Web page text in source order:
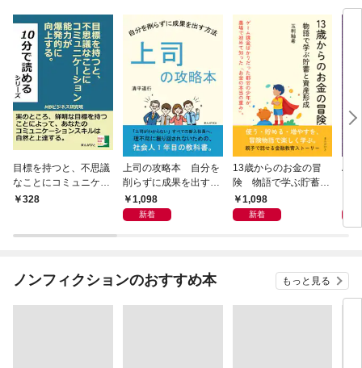
目標を持つと、不思議
なことにコミュニケー
ション能力が爆発的に
328
上司の攻略本 自分を
削らずに成果を出す方
法1,098
新着
13歳からのお金の冒
険 物語で学ぶ貯蓄と
資産形成
1,098
新着
Al
ノンフィクションのおすすめ本 もっと見る